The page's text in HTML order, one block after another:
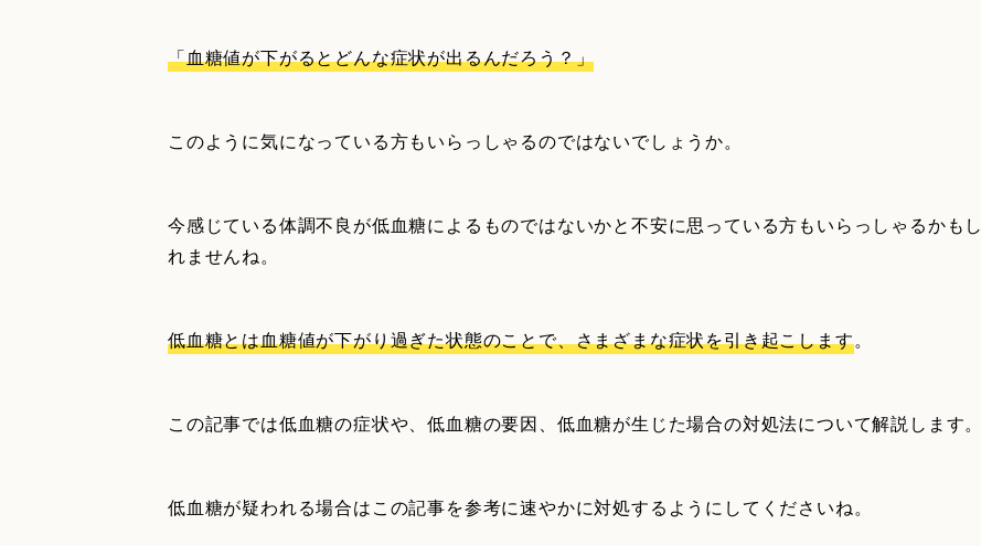
「血糖値が下がるとどんな症状が出るんだろう？」
このように気になっている方もいらっしゃるのではないでしょうか。
今感じている体調不良が低血糖によるものではないかと不安に思っている方もいらっしゃるかもし
れませんね。
低血糖とは血糖値が下がり過ぎた状態のことで、さまざまな症状を引き起こします。
この記事では低血糖の症状や、低血糖の要因、低血糖が生じた場合の対処法について解説します。
低血糖が疑われる場合はこの記事を参考に速やかに対処するようにしてくださいね。